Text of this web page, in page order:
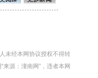
未经本网协议授权不得转
源：潼南网”，违者本网